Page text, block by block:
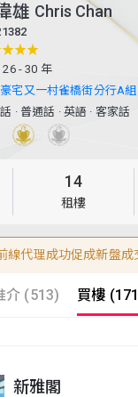
雄 Chris Chan
26 - 30 年
宅又一村雀橋街分行A組
·普通話 ·英語 · 客家話
14
租樓
線代理成功促成新盤成
介 (513) 買樓
新雅閣